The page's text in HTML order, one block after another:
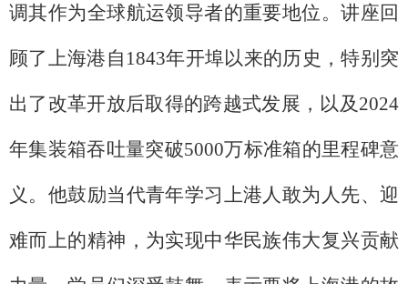
调其作为全球航运领导者的重要地位。讲座回
顾了上海港自1843年开埠以来的历史，特别突
出了改革开放后取得的跨越式发展，以及2024
年集装箱吞吐量突破5000万标准箱的里程碑意
义。他鼓励当代青年学习上港人敢为人先、迎
难而上的精神，为实现中华民族伟大复兴贡献